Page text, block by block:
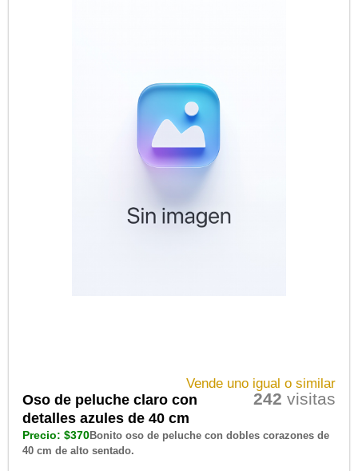
Vende uno igual o similar
242 visitas
Oso de peluche claro con
detalles azules de 40 cm
Precio: $370Bonito oso de peluche con dobles corazones de
40 cm de alto sentado.